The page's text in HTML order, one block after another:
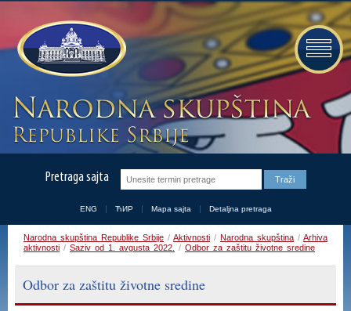
Pretraga sajta
ENG ЋИР Mapa sajta Detaljna pretraga
Narodna skupština Republike Srbije / Aktivnosti / Narodna skupština / Arhiva
aktivnosti / Saziv od 1. avgusta 2022. / Odbor za zaštitu životne sredine
Odbor za zaštitu životne sredine